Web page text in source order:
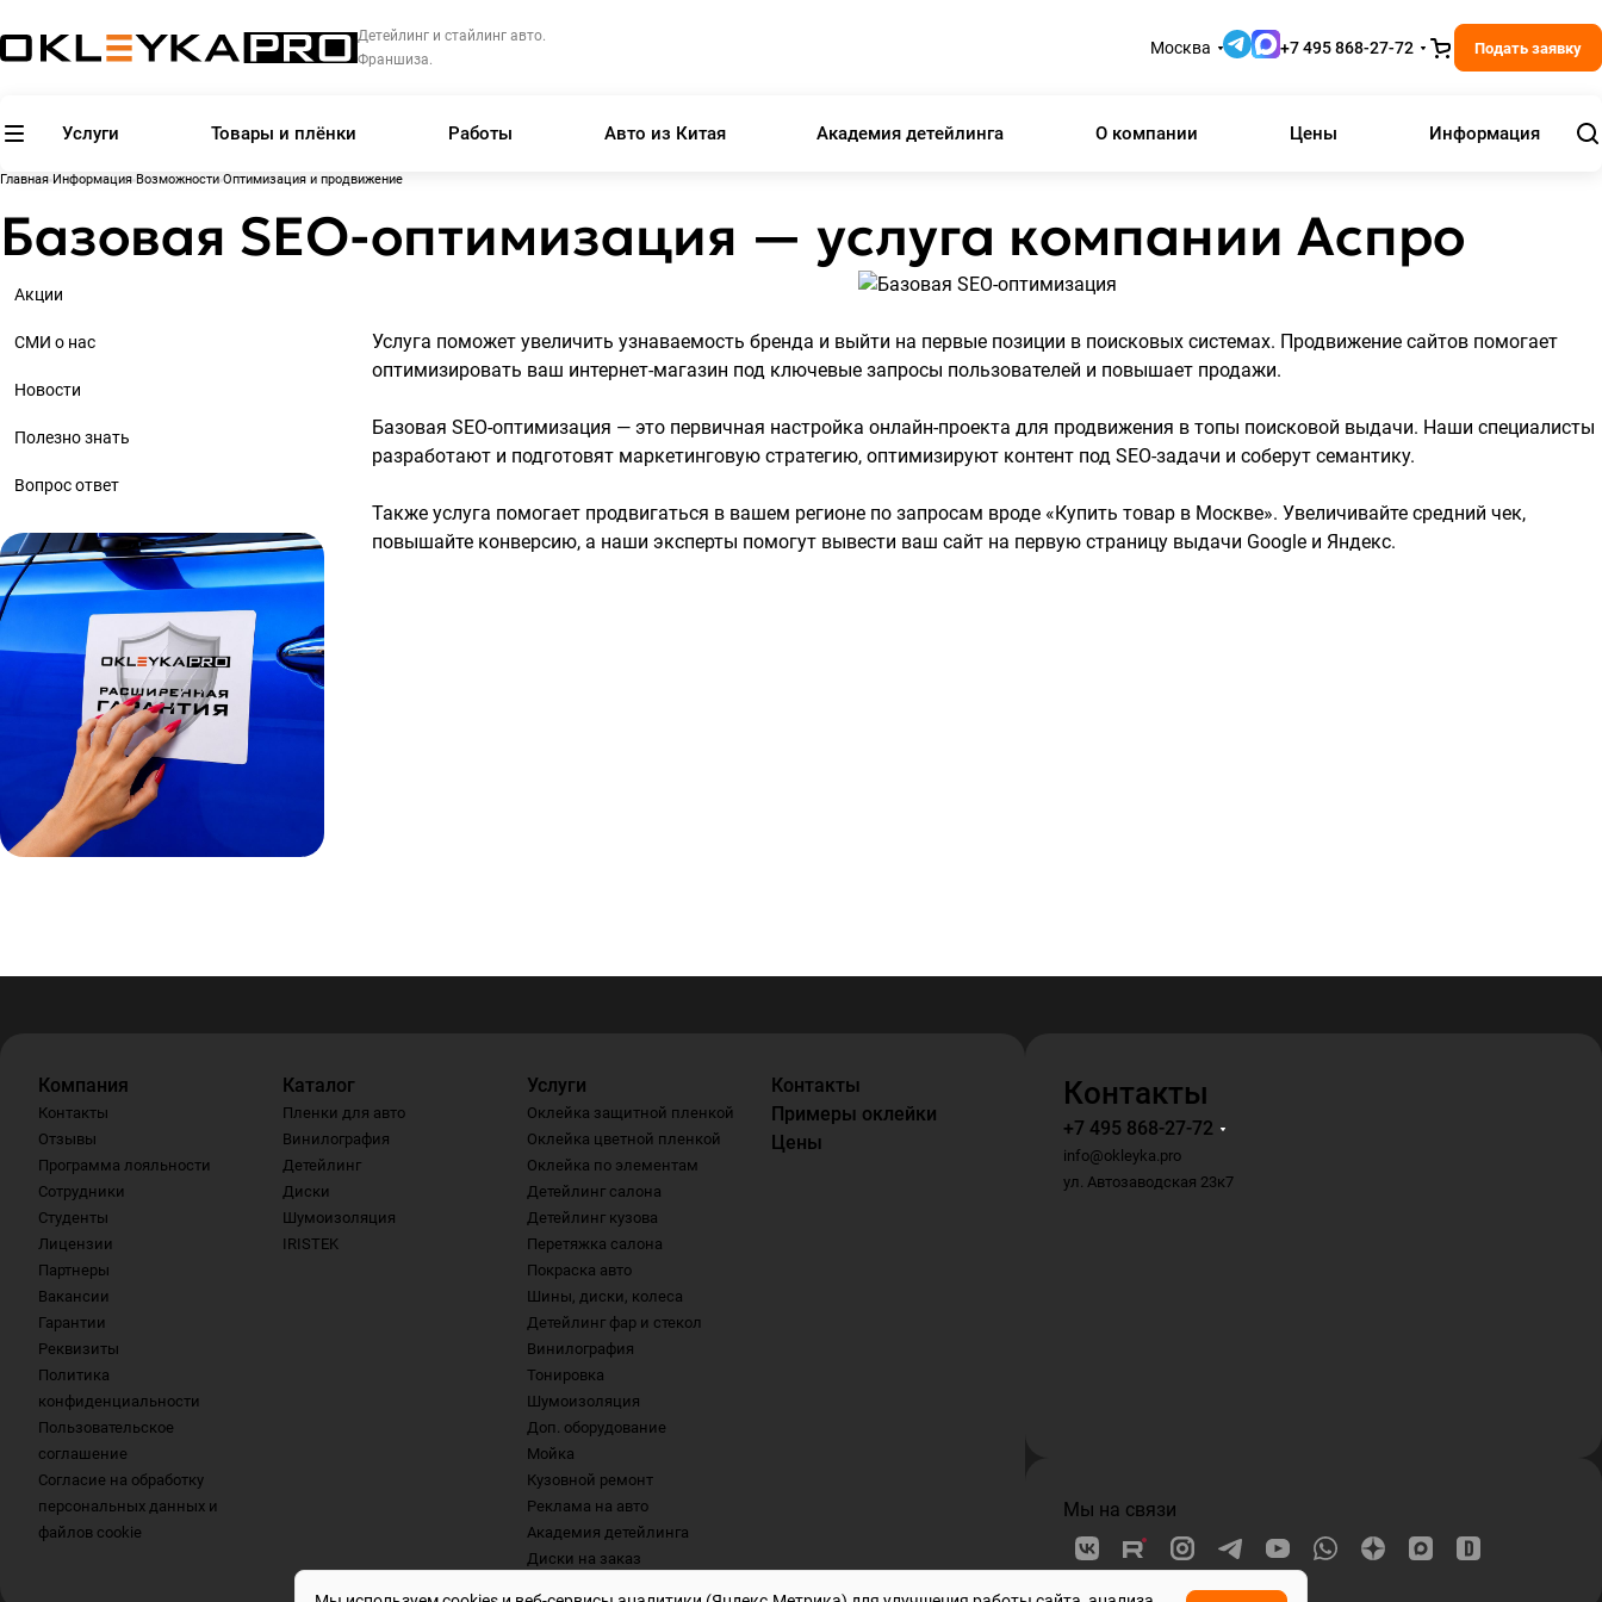
Детейлинг и стайлинг авто.
Франшиза.
Москва +7 495 868-27-72 Подать заявку
Услуги Товары и плёнки Работы Авто из Китая Академия детейлинга О компании Цены Информация
Главная Информация Возможности Оптимизация и продвижение
Базовая SEO-оптимизация — услуга компании Аспро
Услуга поможет увеличить узнаваемость бренда и выйти на первые позиции в поисковых системах. Продвижение сайтов помогает
оптимизировать ваш интернет-магазин под ключевые запросы пользователей и повышает продажи.
Базовая SEO-оптимизация — это первичная настройка онлайн-проекта для продвижения в топы поисковой выдачи. Наши специалисты
разработают и подготовят маркетинговую стратегию, оптимизируют контент под SEO-задачи и соберут семантику.
Также услуга помогает продвигаться в вашем регионе по запросам вроде «Купить товар в Москве». Увеличивайте средний чек,
повышайте конверсию, а наши эксперты помогут вывести ваш сайт на первую страницу выдачи Google и Яндекс.
Акции
СМИ о нас
Новости
Полезно знать
Вопрос ответ
Компания
Контакты
Отзывы
Программа лояльности
Сотрудники
Студенты
Лицензии
Партнеры
Вакансии
Гарантии
Реквизиты
Политика
конфиденциальности
Пользовательское
соглашение
Согласие на обработку
персональных данных и
файлов cookie
Каталог
Пленки для авто
Винилография
Детейлинг
Диски
Шумоизоляция
IRISTEK
Услуги
Оклейка защитной пленкой
Оклейка цветной пленкой
Оклейка по элементам
Детейлинг салона
Детейлинг кузова
Перетяжка салона
Покраска авто
Шины, диски, колеса
Детейлинг фар и стекол
Винилография
Тонировка
Шумоизоляция
Доп. оборудование
Мойка
Кузовной ремонт
Реклама на авто
Академия детейлинга
Диски на заказ
Контакты
Примеры оклейки
Цены
Контакты
+7 495 868-27-72
info@okleyka.pro
ул. Автозаводская 23к7
Мы на связи